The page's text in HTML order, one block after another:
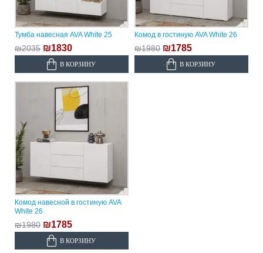
Тумба навесная AVA White 25
₪2035 ₪1830
В КОРЗИНУ
Комод в гостиную AVA White 26
₪1980 ₪1785
В КОРЗИНУ
Комод навесной в гостиную AVA
White 26
₪1980 ₪1785
В КОРЗИНУ